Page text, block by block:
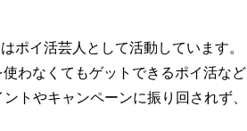
イ活芸人として活動しています。
わなくてもゲットできるポイ活など
トやキャンペーンに振り回されず、